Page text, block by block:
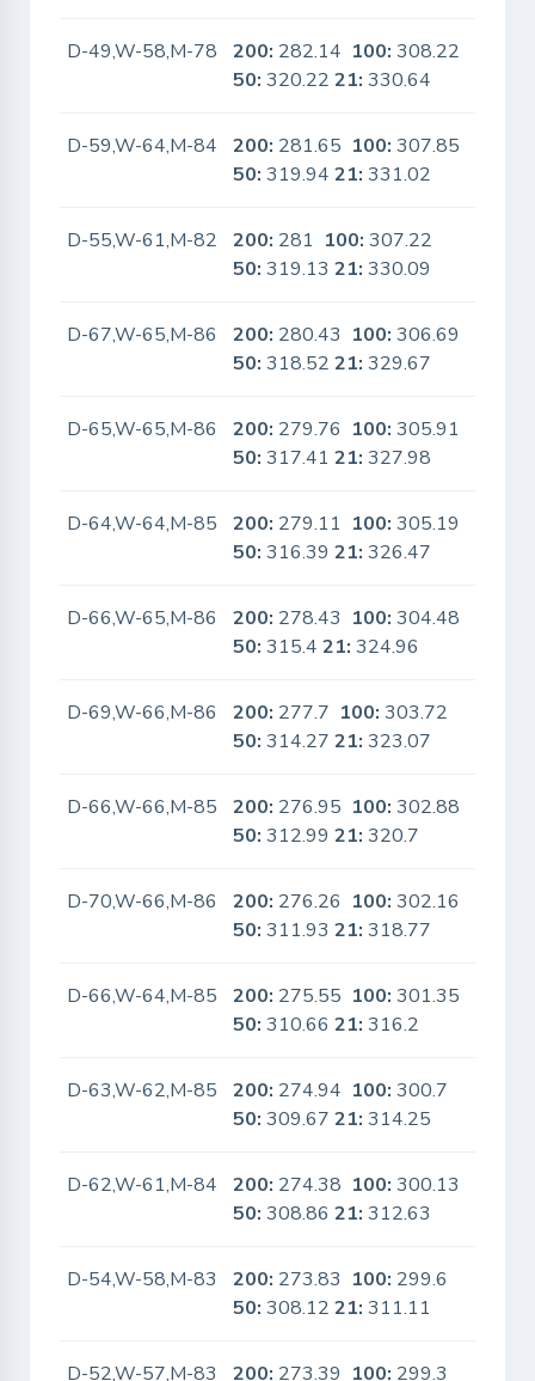
D-49,W-58,M-78 200: 282.14 100: 308.22
50: 320.2221: 330.64
D-59,W-64,M-84 200: 281.65 100: 307.85
50: 319.9421: 331.02
D-55,W-61,M-82 200: 281 100: 307.22
50: 319.1321: 330.09
D-67,W-65,M-86 200: 280.43 100: 306.69
50: 318.5221: 329.67
D-65,W-65,M-86 200: 279.76 100: 305.91
50: 317.4121: 327.98
D-64,W-64,M-85 200: 279.11 100: 305.19
50: 316.3921: 326.47
D-66,W-65,M-86 200: 278.43 100: 304.48
50: 315.421: 324.96
D-69,W-66,M-86 200: 277.7 100: 303.72
50: 314.2721: 323.07
D-66,W-66,M-85 200: 276.95 100: 302.88
50: 312.9921: 320.7
D-70,W-66,M-86 200: 276.26 100: 302.16
50: 311.9321: 318.77
D-66,W-64,M-85 200: 275.55 100: 301.35
50: 310.6621: 316.2
D-63,W-62,M-85 200: 274.94 100: 300.7
50: 309.6721: 314.25
D-62,W-61,M-84 200: 274.38 100: 300.13
50: 308.8621: 312.63
D-54,W-58,M-83 200: 273.83 100: 299.6
50: 308.1221: 311.11
D-52,W-57,M-83 200: 273.39 100: 299.3